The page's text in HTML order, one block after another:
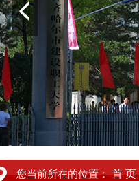
您当前所在的位置：首 页